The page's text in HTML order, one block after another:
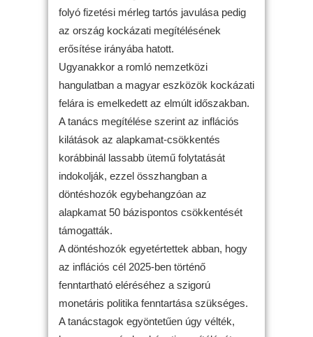
folyó fizetési mérleg tartós javulása pedig
az ország kockázati megítélésének
erősítése irányába hatott.
Ugyanakkor a romló nemzetközi
hangulatban a magyar eszközök kockázati
felára is emelkedett az elmúlt időszakban.
A tanács megítélése szerint az inflációs
kilátások az alapkamat-csökkentés
korábbinál lassabb ütemű folytatását
indokolják, ezzel összhangban a
döntéshozók egybehangzóan az
alapkamat 50 bázispontos csökkentését
támogatták.
A döntéshozók egyetértettek abban, hogy
az inflációs cél 2025-ben történő
fenntartható eléréséhez a szigorú
monetáris politika fenntartása szükséges.
A tanácstagok egyöntetűen úgy vélték,